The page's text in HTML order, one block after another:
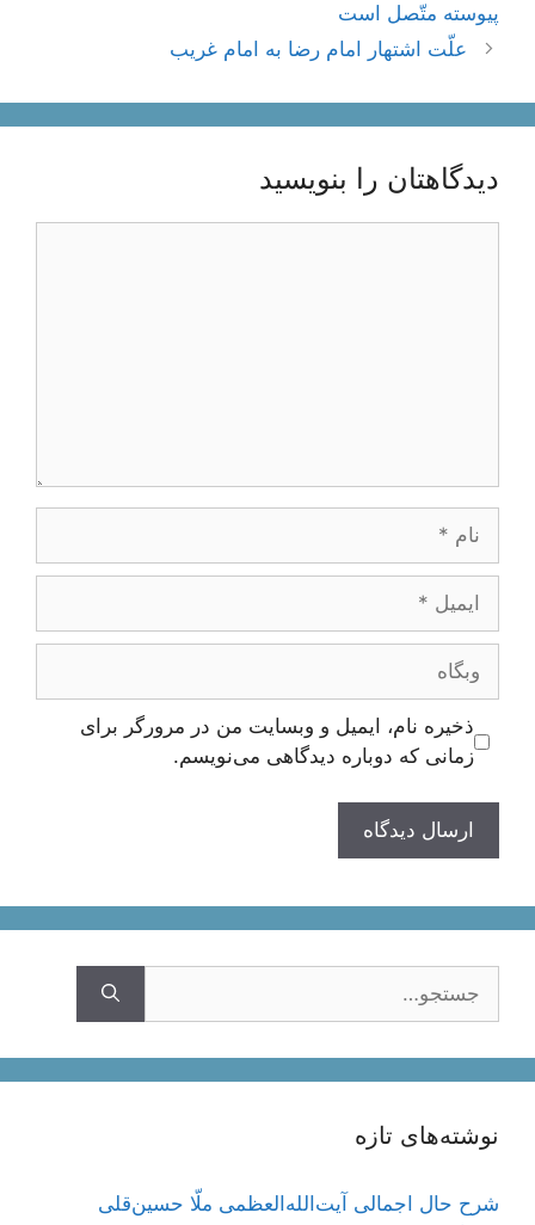
پيوسته‌ متّصل‌ است‌
علّت اشتهار امام رضا به امام غريب
دیدگاهتان را بنویسید
ایمیل
وبگاه
ذخیره نام، ایمیل و وبسایت من در مرورگر برای
زمانی که دوباره دیدگاهی می‌نویسم.
نوشته‌های تازه
شرح حال اجمالی آیت‌الله‌العظمی ملّا حسین‌قلی